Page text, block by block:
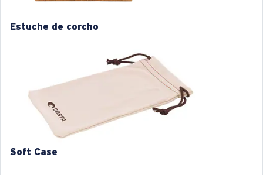
3. Ancho del lente:
4. Altura del lente:33.2 mm
5. Longitud de la patilla: 140 mm
Estuche de corcho
Soft Case